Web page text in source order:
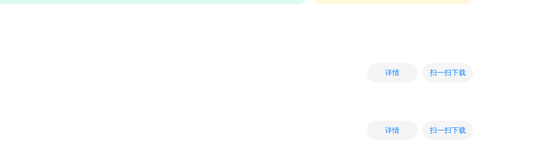
详情 扫一扫下载
详情 扫一扫下载